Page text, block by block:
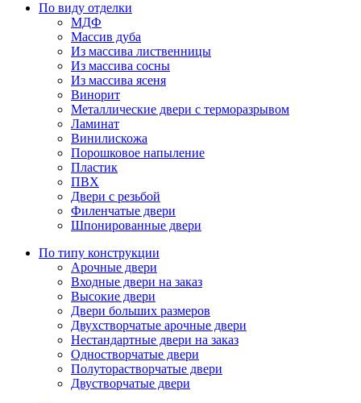
По виду отделки
МДФ
Массив дуба
Из массива лиственницы
Из массива сосны
Из массива ясеня
Винорит
Металлические двери с терморазрывом
Ламинат
Винилискожа
Порошковое напыление
Пластик
ПВХ
Двери с резьбой
Филенчатые двери
Шпонированные двери
По типу конструкции
Арочные двери
Входные двери на заказ
Высокие двери
Двери больших размеров
Двухстворчатые арочные двери
Нестандартные двери на заказ
Одностворчатые двери
Полуторастворчатые двери
Двустворчатые двери